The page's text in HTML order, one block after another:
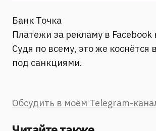
Банк Точка
Платежи за рекламу в Facebook
Судя по всему, это же коснётся
под санкциями.
Обсудить в моём Telegram-